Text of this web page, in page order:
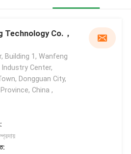
Technology Co.，
Building 1, Wanfeng
Center,
Dongguan City,
China ,